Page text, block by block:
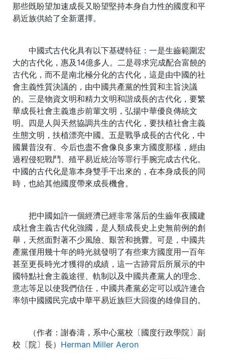
那些既盼望加速成長又盼望堅持本身自力性的國度和平
易近族供給了全新選擇。
中國式古代化具有以下基礎特征：一是生齒範圍宏
大的古代化，惠及14億多人。二是尋求完成配合富饒的
古代化，而不是南北極分化的古代化，這是由中國的社
會主義性質決議的，由中國共產黨的性質和主旨決議
的。三是物資文明和精力文明和諧成長的古代化，要繁
華成長社會主義進步前輩文明，弘揚中華優良傳統文
明。四是人與天然協調共生的古代化，要扶植社會主義
生態文明，扶植漂亮中國。五是戰爭成長的古代化，中
國曩昔沒有、今后也盡不會像良多東方國度那樣，經由
過程侵犯戰鬥、殖平易近統治等罪行手腕完成古代化。
中國的古代化是靠本身雙手干出來的，在本身成長的同
時，也給其他國度帶來成長機會。
把中國如許一個經濟已經非常落后的生齒年夜國建
成社會主義古代化強國，是人類成長史上史無前例的創
舉，天然面對著不少風險、艱苦和挑釁。可是，中國共
產黨僅用幾十年的時光就發明了有些東方國度用一百年
甚至更長時光才獲得的成績，這一古跡背后所展示的中
國特點社會主義途徑、軌制以及中國共產黨人的理念、
意志等足以使我們信任，中國共產黨必定可以或許連合
率領中國國民完成中華平易近族巨大回復的雄偉目的。
（作者：謝春濤，系中心黨校〔國度行政學院〕副
校〔院〕長） Herman Miller Aeron